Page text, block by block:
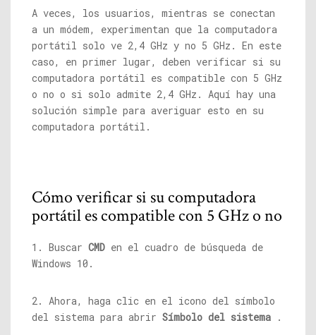
A veces, los usuarios, mientras se conectan
a un módem, experimentan que la computadora
portátil solo ve 2,4 GHz y no 5 GHz. En este
caso, en primer lugar, deben verificar si su
computadora portátil es compatible con 5 GHz
o no o si solo admite 2,4 GHz. Aquí hay una
solución simple para averiguar esto en su
computadora portátil.
Cómo verificar si su computadora
portátil es compatible con 5 GHz o no
1. Buscar CMD en el cuadro de búsqueda de
Windows 10.
2. Ahora, haga clic en el icono del símbolo
del sistema para abrir Símbolo del sistema .